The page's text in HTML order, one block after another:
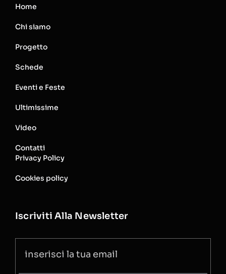
Home
Chi siamo
Progetto
Schede
Eventi e Feste
Ultimissime
Video
Contatti
Privacy Policy
Cookies policy
Iscriviti Alla Newsletter